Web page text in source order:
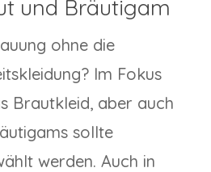
und Bräutigam
ohne die
Im Fokus
Brautkleid, aber auch
sollte
werden. Auch in